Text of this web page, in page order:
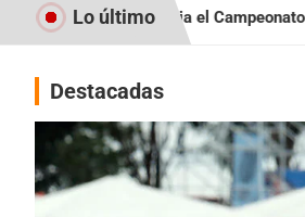
Karting en
Lo último
el Campeonato Clausura
Destacadas